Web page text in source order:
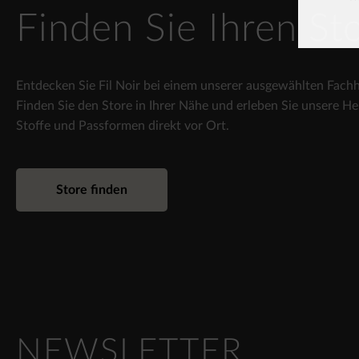
Finden Sie Ihren
Entdecken Sie Fil Noir bei einem unserer ausgewählten
Finden Sie den Store in Ihrer Nähe und erleben Sie unsere
Stoffe und Passformen direkt vor Ort.
Store finden
NEWSLETTER